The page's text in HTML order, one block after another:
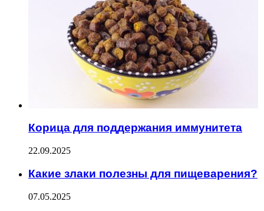
Корица для поддержания иммунитета
22.09.2025
Какие злаки полезны для пищеварения?
07.05.2025